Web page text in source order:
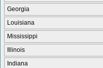
Georgia
Louisiana
Mississippi
Illinois
Indiana